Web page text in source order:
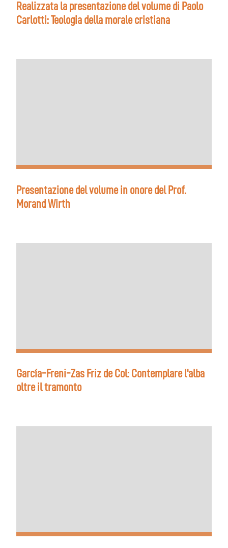
Realizzata la presentazione del volume di Paolo
Carlotti: Teologia della morale cristiana
Presentazione del volume in onore del Prof.
Morand Wirth
García-Freni-Zas Friz de Col: Contemplare l'alba
oltre il tramonto